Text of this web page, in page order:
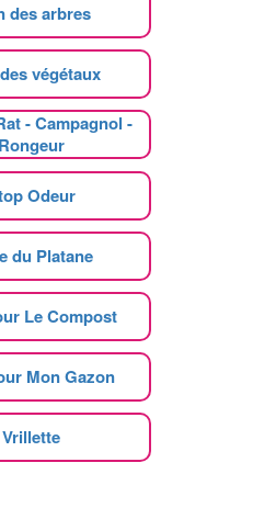
des arbres
végétaux
- Campagnol -
Rongeur
Odeur
du Platane
Le Compost
Mon Gazon
Vrillette